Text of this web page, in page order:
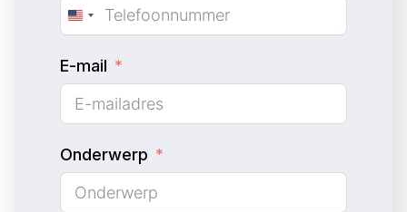
U
i
t
e
d
S
t
E-mail
Onderwerp